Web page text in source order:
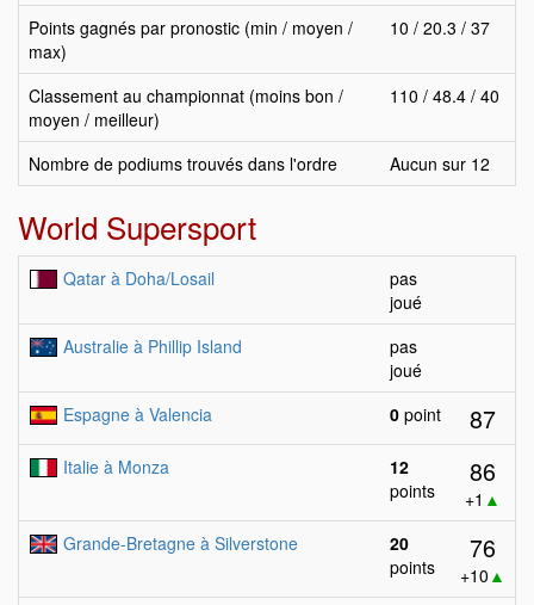
Points gagnés par pronostic (min / moyen /
max)
10 / 20.3 / 37
Classement au championnat (moins bon /
moyen / meilleur)
110 / 48.4 / 40
Nombre de podiums trouvés dans l'ordre Aucun sur 12
World Supersport
Qatar à Doha/Losail
pas
joué
Australie à Phillip Island
pas
joué
Espagne à Valencia
0 point 87
Italie à Monza
12
points
86
+1 ▲
Grande-Bretagne à Silverstone
20
points
76
+10 ▲